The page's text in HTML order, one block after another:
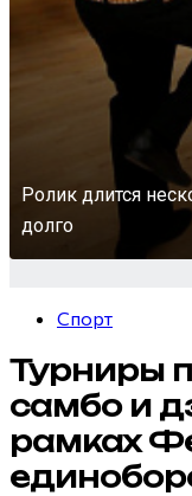
Ролик длится
долго
Спорт
Турниры
самбо и
рамках